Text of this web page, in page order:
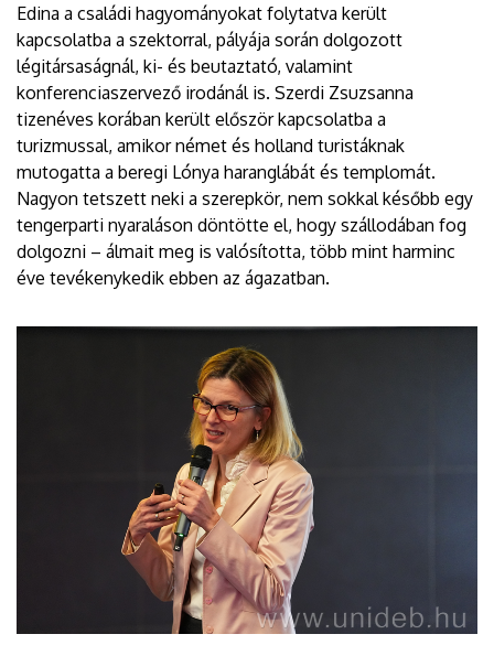
Edina a családi hagyományokat folytatva került
kapcsolatba a szektorral, pályája során dolgozott
légitársaságnál, ki- és beutaztató, valamint
konferenciaszervező irodánál is. Szerdi Zsuzsanna
tizenéves korában került először kapcsolatba a
turizmussal, amikor német és holland turistáknak
mutogatta a beregi Lónya haranglábát és templomát.
Nagyon tetszett neki a szerepkör, nem sokkal később egy
tengerparti nyaraláson döntötte el, hogy szállodában fog
dolgozni – álmait meg is valósította, több mint harminc
éve tevékenykedik ebben az ágazatban.